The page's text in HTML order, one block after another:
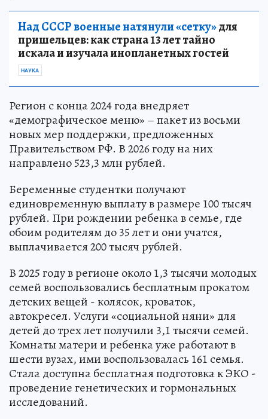
Над СССР военные натянули «сетку»для
пришельцев: как страна 13 лет тайно
искала и изучала инопланетных гостей
НАУКА
Регион с конца 2024 года внедряет
«демографическое меню» – пакет из восьми
новых мер поддержки, предложенных
Правительством РФ. В 2026 году на них
направлено 523,3 млн рублей.
Беременные студентки получают
единовременную выплату в размере 100 тысяч
рублей. При рождении ребенка в семье, где
обоим родителям до 35 лет и они учатся,
выплачивается 200 тысяч рублей.
В 2025 году в регионе около 1,3 тысячи молодых
семей воспользовались бесплатным прокатом
детских вещей - колясок, кроваток,
автокресел. Услуги «социальной няни» для
детей до трех лет получили 3,1 тысячи семей.
Комнаты матери и ребенка уже работают в
шести вузах, ими воспользовалась 161 семья.
Стала доступна бесплатная подготовка к ЭКО -
проведение генетических и гормональных
исследований.